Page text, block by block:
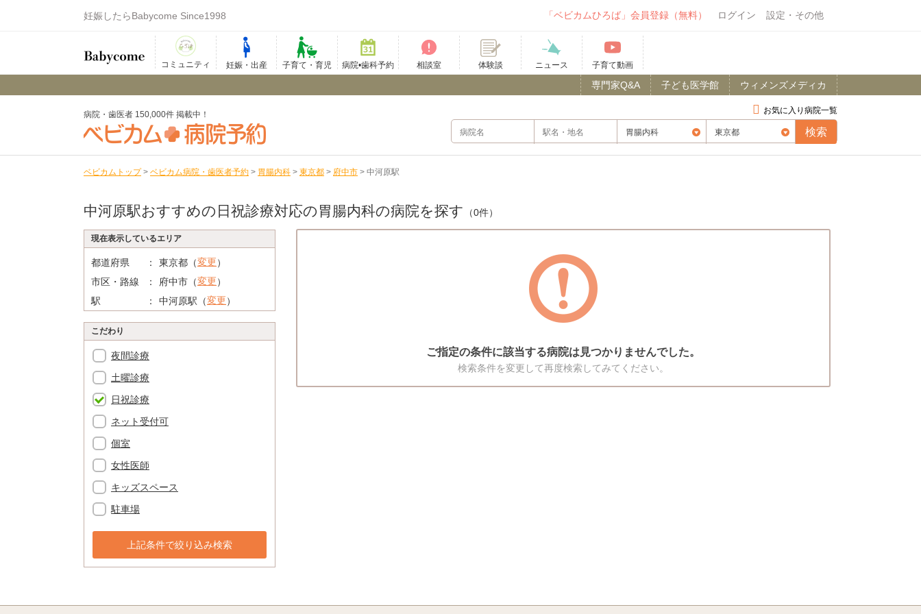
妊娠したらBabycome Since1998 「ベビカムひろば」会員登録（無料） ログイン 設定・その他
コミュニティ 妊娠・出産 子育て・育児 病院•歯科予約 相談室 体験談 ニュース 子育て動画
ウィメンズメディカ
子ども医学館
専門家Q&A
お気に入り病院一覧
病院・歯医者 150,000件 掲載中！
ベビカムトップ > ベビカム病院・歯医者予約 > 胃腸内科 > 東京都 > 府中市 > 中河原駅
中河原駅おすすめの日祝診療対応の胃腸内科の病院を探す （0件）
現在表示しているエリア
都道府県 東京都（変更）
市区・路線
府中市（変更）
駅
中河原駅（変更）
こだわり
夜間診療
土曜診療
日祝診療
ネット受付可
個室
女性医師
キッズスペース
駐車場
上記条件で絞り込み検索
ご指定の条件に該当する病院は見つかりませんでした。
検索条件を変更して再度検索してみてください。